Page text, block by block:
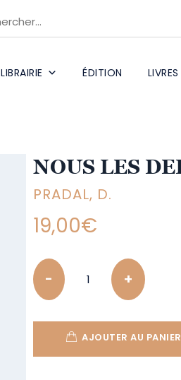
LIBRAIRIE ÉDITION
NOUS LES
PRADAL, D.
19,00€
Quantity
AJOUTER AU PANIER